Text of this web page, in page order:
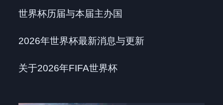
世界杯历届与本届主办国
2026年世界杯最新消息与更新
关于2026年FIFA世界杯